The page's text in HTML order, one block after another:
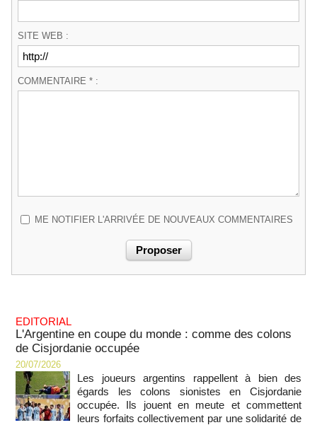
SITE WEB :
COMMENTAIRE * :
ME NOTIFIER L'ARRIVÉE DE NOUVEAUX COMMENTAIRES
EDITORIAL
L'Argentine en coupe du monde : comme des colons
de Cisjordanie occupée
20/07/2026
Les joueurs argentins rappellent à bien des
égards les colons sionistes en Cisjordanie
occupée. Ils jouent en meute et commettent
leurs forfaits collectivement par une solidarité de